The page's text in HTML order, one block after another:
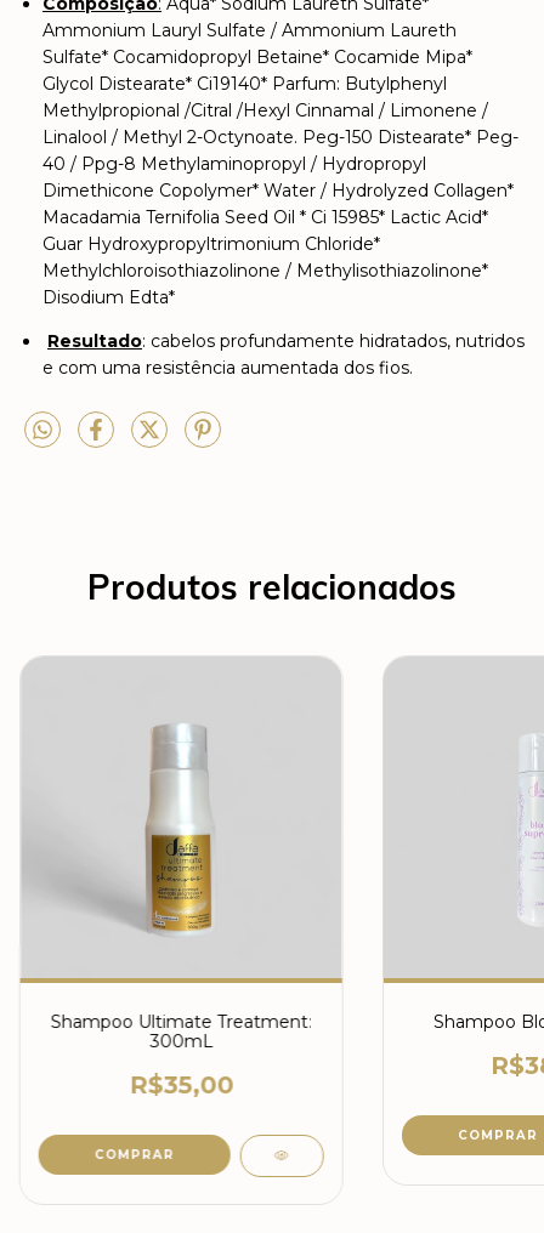
Ammonium Lauryl Sulfate / Ammonium Laureth
Sulfate* Cocamidopropyl Betaine* Cocamide Mipa*
Glycol Distearate* Ci19140* Parfum: Butylphenyl
Methylpropional /Citral /Hexyl Cinnamal / Limonene /
Linalool / Methyl 2-Octynoate. Peg-150 Distearate* Peg-
40 / Ppg-8 Methylaminopropyl / Hydropropyl
Dimethicone Copolymer* Water / Hydrolyzed Collagen*
Macadamia Ternifolia Seed Oil * Ci 15985* Lactic Acid*
Guar Hydroxypropyltrimonium Chloride*
Methylchloroisothiazolinone / Methylisothiazolinone*
Disodium Edta*
Resultado: cabelos profundamente hidratados, nutridos
e com uma resistência aumentada dos fios.
Produtos relacionados
Shampoo Ultimate Treatment:
300mL
R$35,00
Shampoo